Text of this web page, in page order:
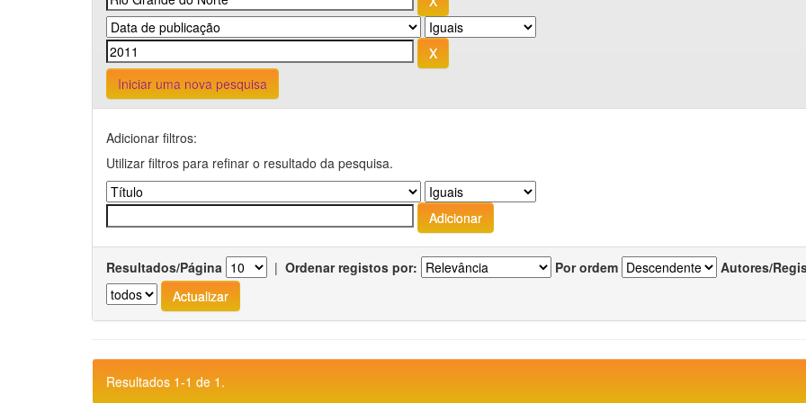
Iniciar uma nova pesquisa
Adicionar filtros:
Utilizar filtros para refinar o resultado da pesquisa.
Resultados/Página | Ordenar registos por: Por ordem Autores/
Resultados 1-1 de 1.